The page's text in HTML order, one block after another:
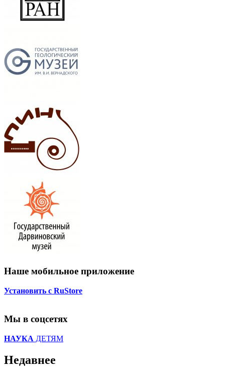
Наше мобильное приложение
Установить с RuStore
Мы в соцсетях
НАУКА ДЕТЯМ
Недавнее